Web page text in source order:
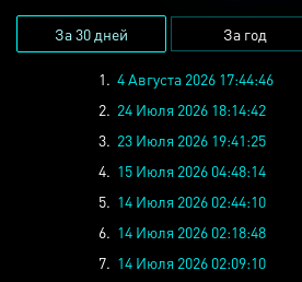
За 30 дней За год
1. 4 Августа 2026 17:44:46
2. 24 Июля 2026 18:14:42
3. 23 Июля 2026 19:41:25
4. 15 Июля 2026 04:48:14
5. 14 Июля 2026 02:44:10
6. 14 Июля 2026 02:18:48
7. 14 Июля 2026 02:09:10